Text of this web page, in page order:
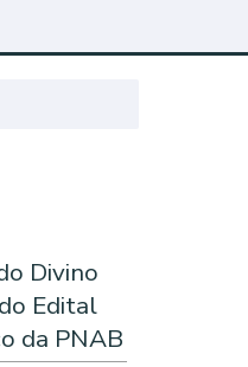
Divino
Edital
da PNAB